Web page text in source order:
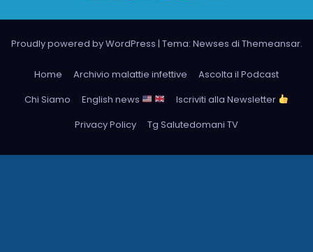
Proudly powered by WordPress | Tema: Newses di Themeansar.
Home Archivio malattie infettive
Ascolta il Podcast
Chi Siamo
English news
Iscriviti alla Newsletter
Privacy Policy
Tg Salutedomani TV